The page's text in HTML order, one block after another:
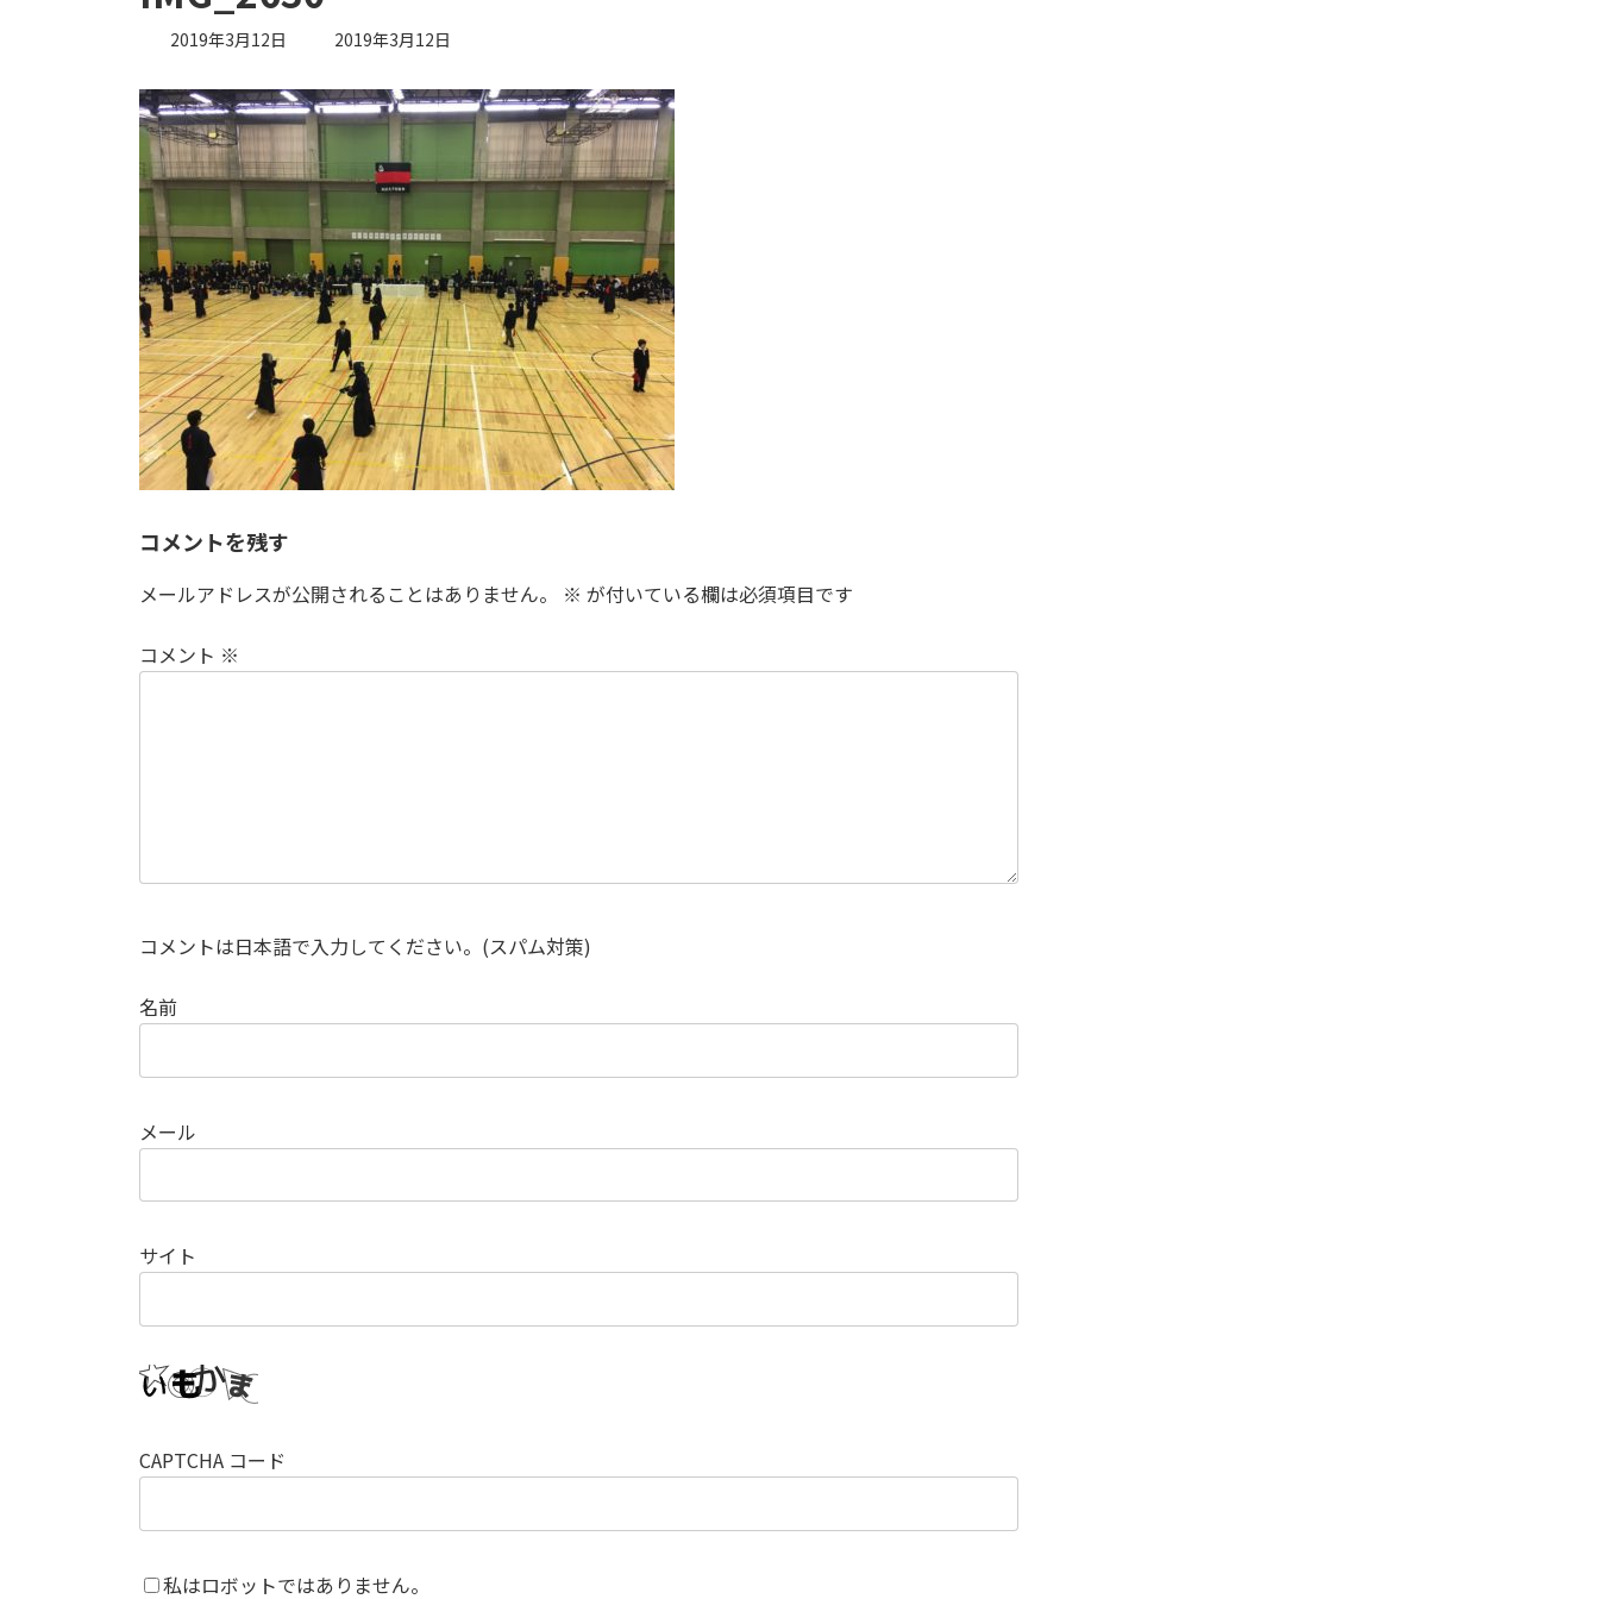
2019年3月12日
最
更
新
日
:
2019年3月12日
コメントを残す
メールアドレスが公開されることはありません。 ※ が付いている欄は必須項目です
コメント ※
コメントは日本語で入力してください。(スパム対策)
名前
メール
サイト
CAPTCHA コード
私はロボットではありません。